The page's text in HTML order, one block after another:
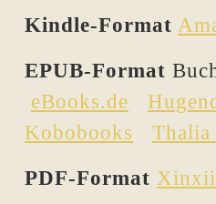
Kindle-Format
EPUB-Format
eBooks.de
Kobobooks
Thalia
PDF-Format Xinxii